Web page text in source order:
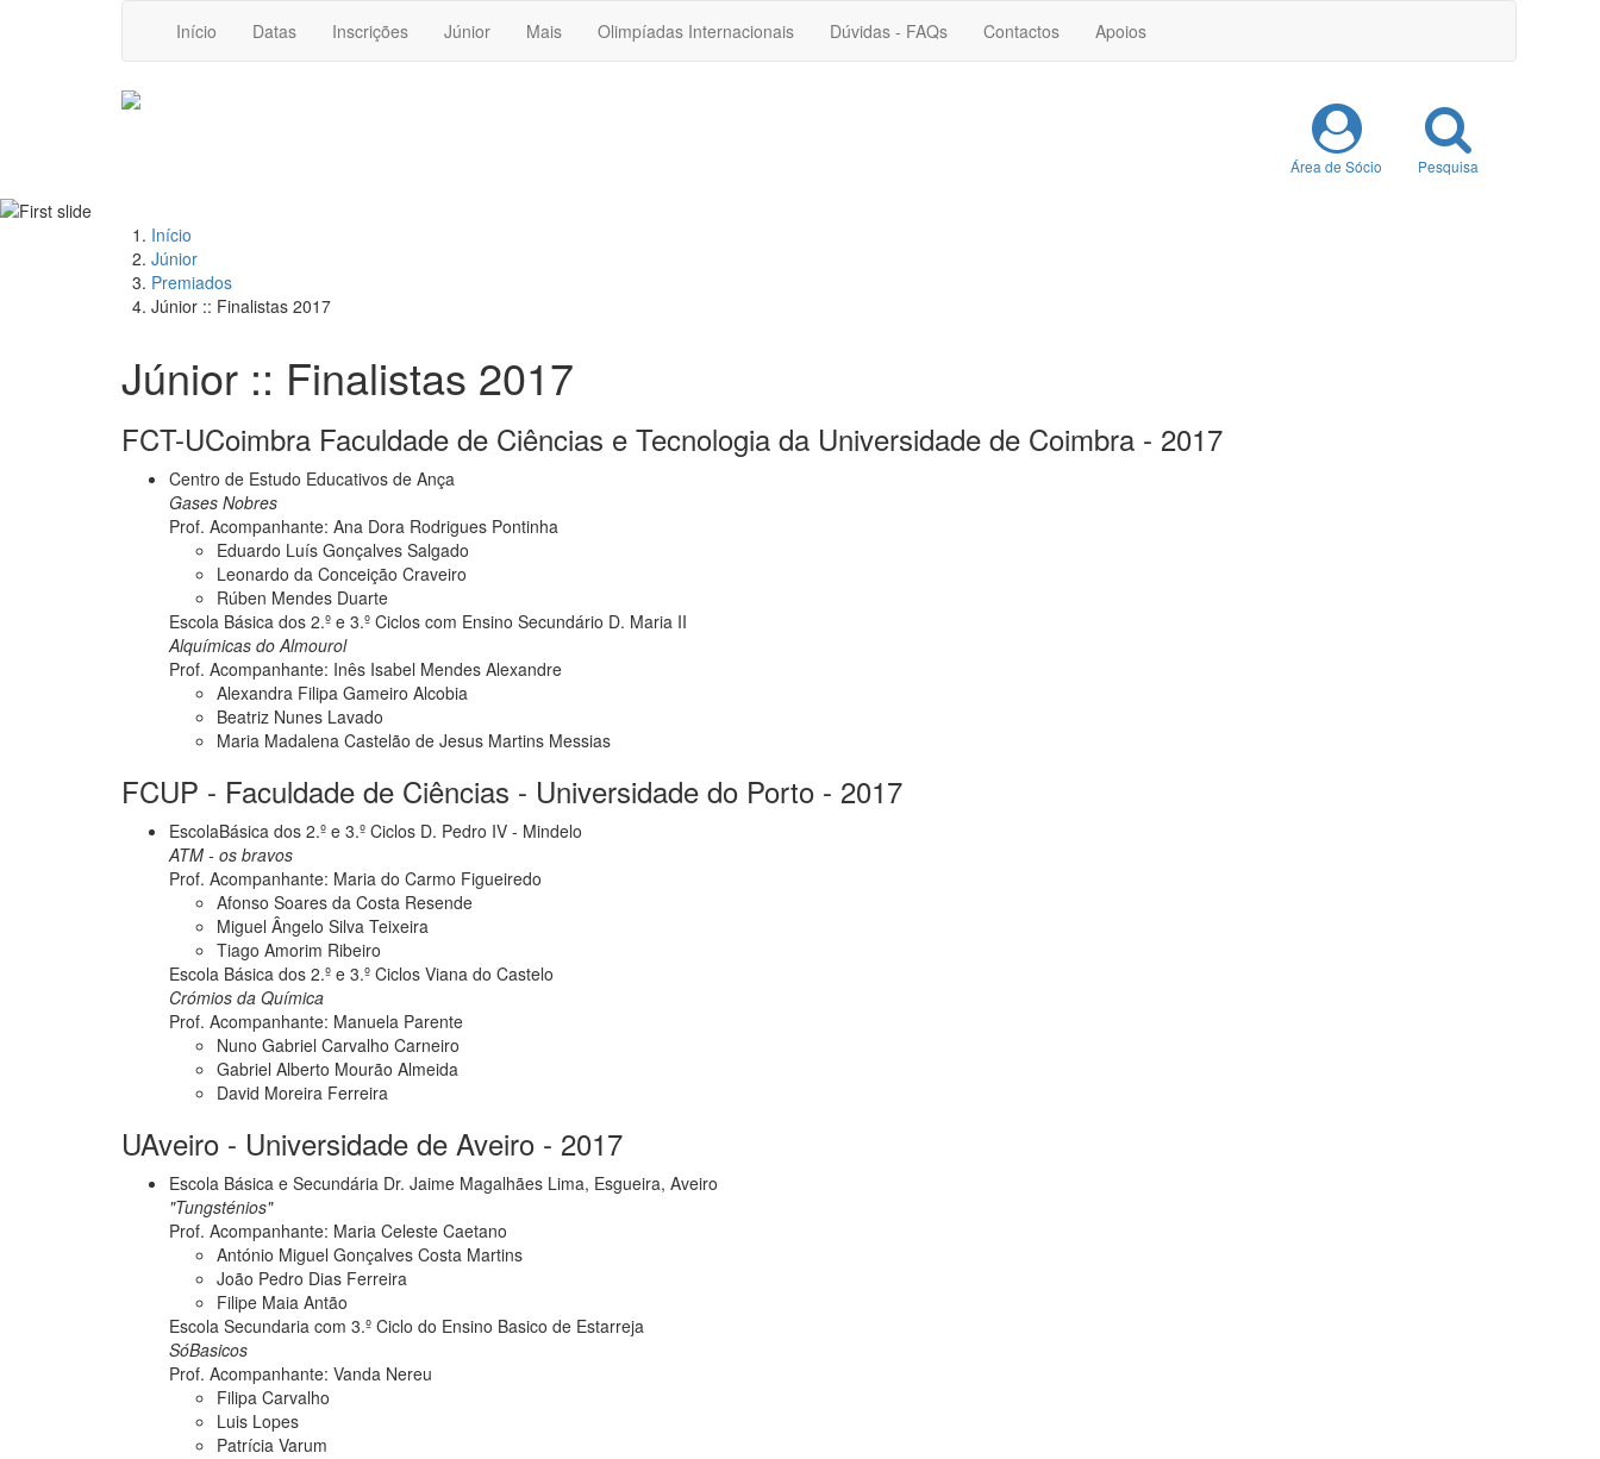
Início Datas Inscrições Júnior Mais Olimpíadas Internacionais Dúvidas - FAQs Contactos Apoios
Área de Sócio Pesquisa
Início
Júnior
Premiados
Júnior :: Finalistas 2017
Júnior :: Finalistas 2017
FCT-UCoimbra Faculdade de Ciências e Tecnologia da Universidade de Coimbra - 2017
Centro de Estudo Educativos de Ança
Gases Nobres
Prof. Acompanhante: Ana Dora Rodrigues Pontinha
Eduardo Luís Gonçalves Salgado
Leonardo da Conceição Craveiro
Rúben Mendes Duarte
Escola Básica dos 2.º e 3.º Ciclos com Ensino Secundário D. Maria II
Alquímicas do Almourol
Prof. Acompanhante: Inês Isabel Mendes Alexandre
Alexandra Filipa Gameiro Alcobia
Beatriz Nunes Lavado
Maria Madalena Castelão de Jesus Martins Messias
FCUP - Faculdade de Ciências - Universidade do Porto - 2017
EscolaBásica dos 2.º e 3.º Ciclos D. Pedro IV - Mindelo
ATM - os bravos
Prof. Acompanhante: Maria do Carmo Figueiredo
Afonso Soares da Costa Resende
Miguel Ângelo Silva Teixeira
Tiago Amorim Ribeiro
Escola Básica dos 2.º e 3.º Ciclos Viana do Castelo
Crómios da Química
Prof. Acompanhante: Manuela Parente
Nuno Gabriel Carvalho Carneiro
Gabriel Alberto Mourão Almeida
David Moreira Ferreira
UAveiro - Universidade de Aveiro - 2017
Escola Básica e Secundária Dr. Jaime Magalhães Lima, Esgueira, Aveiro
"Tungsténios"
Prof. Acompanhante: Maria Celeste Caetano
António Miguel Gonçalves Costa Martins
João Pedro Dias Ferreira
Filipe Maia Antão
Escola Secundaria com 3.º Ciclo do Ensino Basico de Estarreja
SóBasicos
Prof. Acompanhante: Vanda Nereu
Filipa Carvalho
Luis Lopes
Patrícia Varum